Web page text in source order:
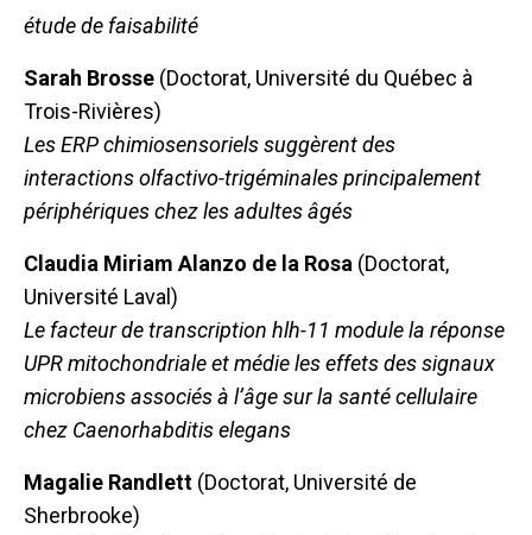
étude de faisabilité
Sarah Brosse (Doctorat, Université du Québec à
Trois-Rivières)
Les ERP chimiosensoriels suggèrent des
interactions olfactivo-trigéminales principalement
périphériques chez les adultes âgés
Claudia Miriam Alanzo de la Rosa (Doctorat,
Université Laval)
Le facteur de transcription hlh-11 module la réponse
UPR mitochondriale et médie les effets des signaux
microbiens associés à l’âge sur la santé cellulaire
chez Caenorhabditis elegans
Magalie Randlett (Doctorat, Université de
Sherbrooke)